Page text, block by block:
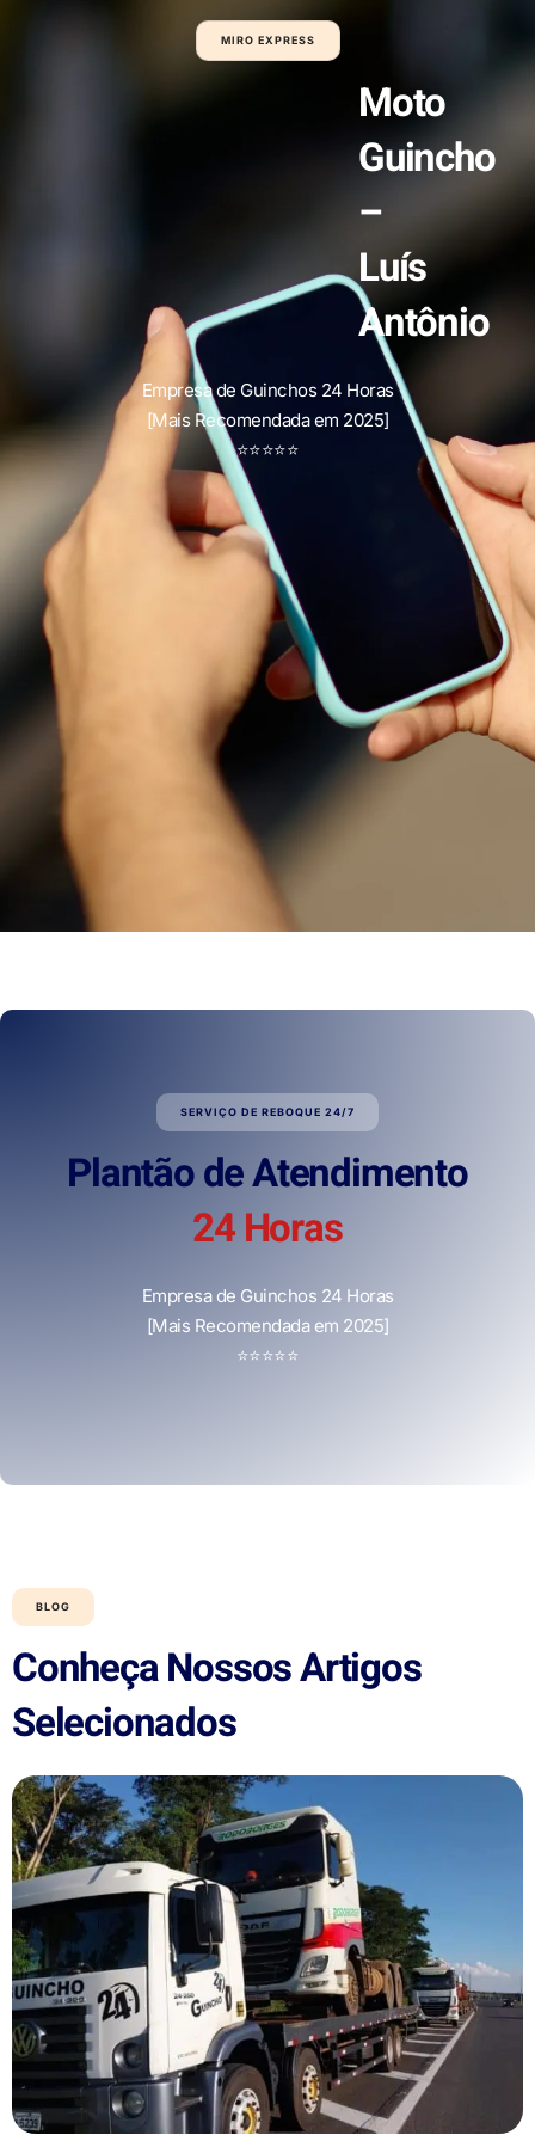
MIRO EXPRESS
Moto
Guincho
–
Luís
Antônio
Empresa de Guinchos 24 Horas
[Mais Recomendada em 2025]
⭐⭐⭐⭐⭐
SERVIÇO DE REBOQUE 24/7
Plantão de Atendimento
24 Horas
Empresa de Guinchos 24 Horas
[Mais Recomendada em 2025]
⭐⭐⭐⭐⭐
BLOG
Conheça Nossos Artigos
Selecionados